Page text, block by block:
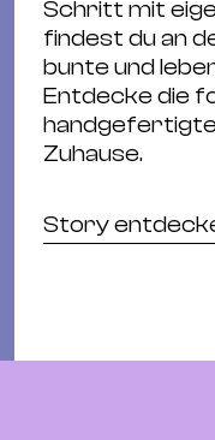
Schritt mit
findest du an
bunte und
Entdecke die
Zuhause.
Story